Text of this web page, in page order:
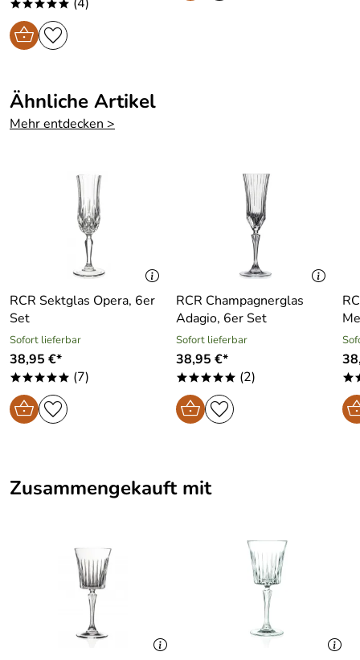
Stilvoll im Anblick und exzellent in der Hand. Das
passende Glas für den anspruchsvollen Geschmack.
*****
Ähnliche Artikel
Mehr entdecken >
RCR Sektglas Opera, 6er
Set
Sofort lieferbar
38,95 €*
***** (7)
RCR Champagnerglas
Adagio, 6er Set
Sofort lieferbar
38,95 €*
***** (2)
Zusammengekauft mit